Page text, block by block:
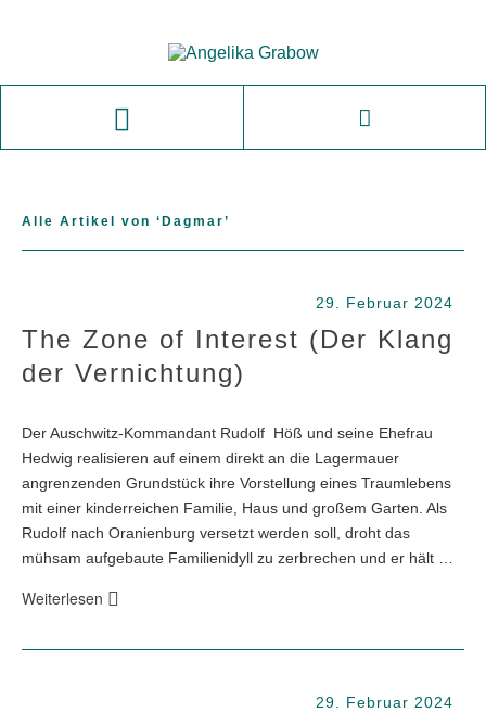
Alle Artikel von ‘ Dagmar’
29. Februar 2024
The Zone of Interest (Der Klang
der Vernichtung)
Der Auschwitz-Kommandant Rudolf Höß und seine Ehefrau
Hedwig realisieren auf einem direkt an die Lagermauer
angrenzenden Grundstück ihre Vorstellung eines Traumlebens
mit einer kinderreichen Familie, Haus und großem Garten. Als
Rudolf nach Oranienburg versetzt werden soll, droht das
mühsam aufgebaute Familienidyll zu zerbrechen und er hält …
Weiterlesen
29. Februar 2024